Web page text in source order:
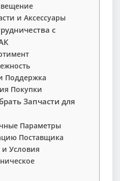
и Аксессуары
с
Поддержка
Покупки
Запчасти для
Параметры
Поставщика
Условия